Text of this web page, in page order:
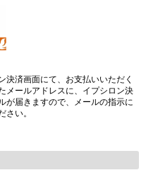
決済画面にて、お支払いいただく
メールアドレスに、イプシロン決
が届きますので、メールの指示に
さい。